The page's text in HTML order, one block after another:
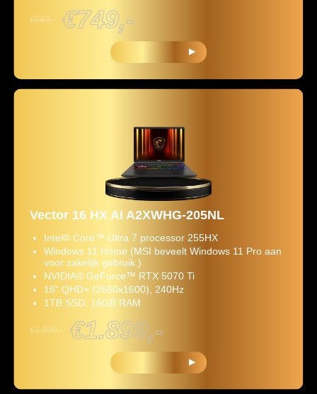
€849,- €749,-
Vector 16 HX AI A2XWHG-205NL
Intel® Core™ Ultra 7 processor 255HX
Windows 11 Home (MSI beveelt Windows 11 Pro aan
voor zakelijk gebruik.)
NVIDIA® GeForce™ RTX 5070 Ti
16" QHD+ (2560x1600), 240Hz
1TB SSD, 16GB RAM
€1.999,- €1.899,-